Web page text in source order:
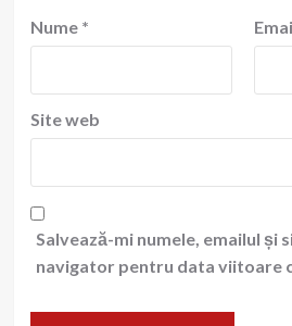
Nume *
Site web
Salvează-mi numele, emailul și
navigator pentru data viitoare